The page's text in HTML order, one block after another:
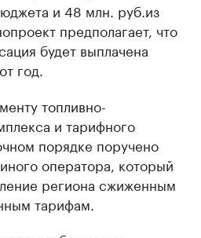
и 48 млн. руб.из
предполагает, что
будет выплачена
год.
топливно-
и тарифного
порядке поручено
оператора, который
региона сжиженным
тарифам.